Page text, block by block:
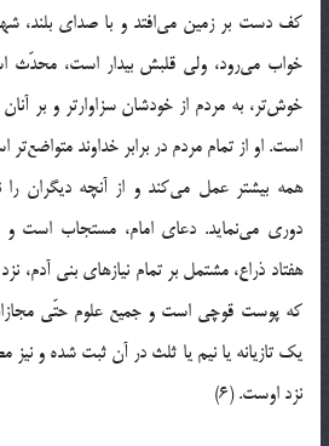
کف دست بر زمین می‌افتد و با صدای بلند،
خواب می‌رود، ولی قلبش بیدار است،
خوش‌تر، به مردم از خودشان سزاوارتر و بر
است. او از تمام مردم در برابر خداوند
همه بیشتر عمل می‌کند و از آنچه دیگران را
دوری می‌نماید. دعای امام، مستجاب است
هفتاد ذراع، مشتمل بر تمام نیازهای بنی آدم،
که پوست قوچی است و جمیع علوم حتّی
یک تازیانه یا نیم یا ثلث در آن ثبت شده و
نزد اوست. (6)